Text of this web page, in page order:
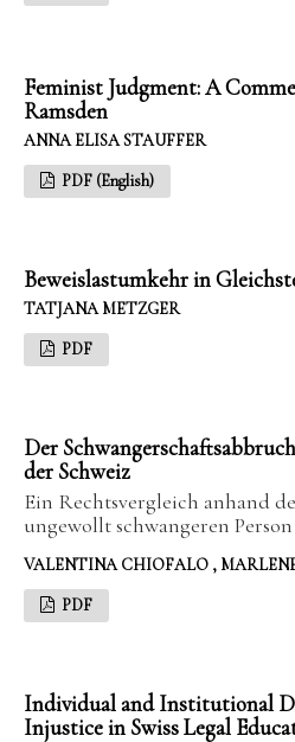
Feminist Judgment: A
Ramsden
ANNA ELISA STAUFFER
PDF (English)
Beweislastumkehr in
TATJANA METZGER
PDF
Der
der Schweiz
Ein Rechtsvergleich anhand
ungewollt schwangeren Person
VALENTINA CHIOFALO ,
PDF
Individual and Institutional
Injustice in Swiss Legal